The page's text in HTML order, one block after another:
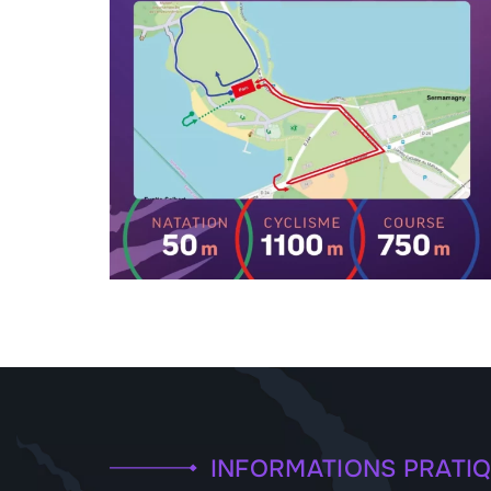
INFORMATIONS